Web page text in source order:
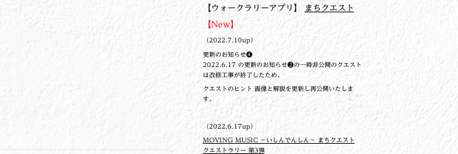
【ウォークラリーアプリ】 まちクエスト
【New】
（2022.7.10up）
更新のお知らせ❹
2022.6.17 の更新のお知らせ❷の一時非公開のクエスト
は改修工事が終了したため、
クエストのヒント 画像と解説を更新し再公開いたしま
す。
（2022.6.17up）
MOVING MUSIC ～いしんでんしん～ まちクエスト
クエストラリー 第3弾